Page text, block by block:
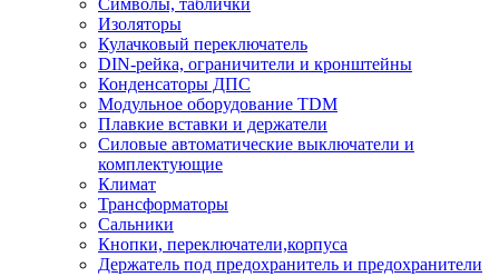
Символы, таблички
Изоляторы
Кулачковый переключатель
DIN-рейка, ограничители и кронштейны
Конденсаторы ДПС
Модульное оборудование TDM
Плавкие вставки и держатели
Силовые автоматические выключатели и
комплектующие
Климат
Трансформаторы
Сальники
Кнопки, переключатели,корпуса
Держатель под предохранитель и предохранители